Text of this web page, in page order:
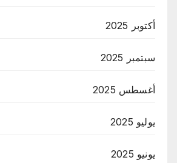
أكتوبر 2025
سبتمبر 2025
أغسطس 2025
يوليو 2025
يونيو 2025